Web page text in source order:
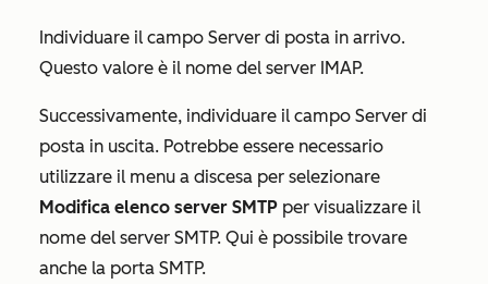
Individuare il campo Server di posta in arrivo.
Questo valore è il nome del server IMAP.
Successivamente, individuare il campo Server di
posta in uscita. Potrebbe essere necessario
utilizzare il menu a discesa per selezionare
Modifica elenco server SMTP per visualizzare il
nome del server SMTP. Qui è possibile trovare
anche la porta SMTP.